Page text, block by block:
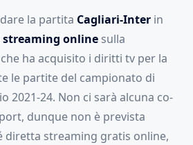
la partita Cagliari-Inter in
online sulla
ha acquisito i diritti tv per la
le partite del campionato di
2021-24. Non ci sarà alcuna co-
dunque non è prevista
diretta streaming gratis online,